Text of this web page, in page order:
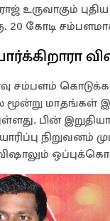
உருவாகும் புதிய
20 கோடி
சம்பளம் கொடுக்க
மூன்று மாதங்கள்
பின்
நிறுவனம்